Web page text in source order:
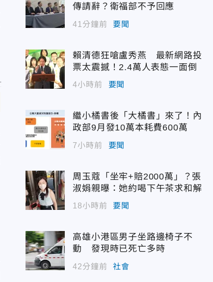
傳請辭？衛福部不予回應
41分鐘前 要聞
賴清德狂嗆盧秀燕 最新網路投
票太震撼！2.4萬人表態一面倒
4小時前 要聞
繼小橘書後「大橘書」來了！內
政部9月發10萬本耗費600萬
7小時前 要聞
周玉蔻「坐牢+賠2000萬」？張
淑娟親曝：她約喝下午茶求和解
18小時前 要聞
高雄小港區男子坐路邊椅子不
動 發現時已死亡多時
42分鐘前 社會